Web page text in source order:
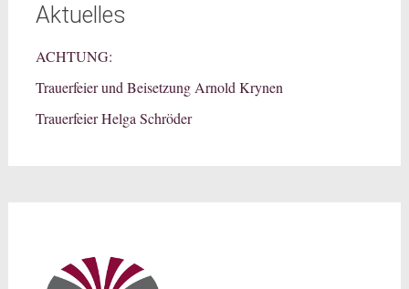
Aktuelles
ACHTUNG:
Trauerfeier und Beisetzung Arnold Krynen
Trauerfeier Helga Schröder